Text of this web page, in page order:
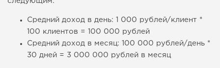
Средний доход в день: 1 000 рублей/клиент *
100 клиентов = 100 000 рублей
Средний доход в месяц: 100 000 рублей/день *
30 дней = 3 000 000 рублей в месяц